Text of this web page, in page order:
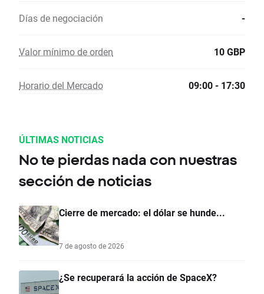
Días de negociación -
Valor mínimo de orden 10 GBP
Horario del Mercado 09:00 - 17:30
ÚLTIMAS NOTICIAS
No te pierdas nada con nuestras
sección de noticias
Cierre de mercado: el dólar se hunde...
7 de agosto de 2026
¿Se recuperará la acción de SpaceX?